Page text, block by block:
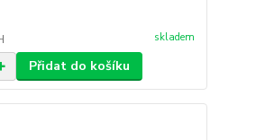
skladem
Přidat do košíku